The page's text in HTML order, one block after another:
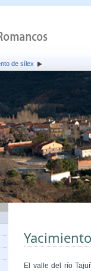
de sílex
El valle del río